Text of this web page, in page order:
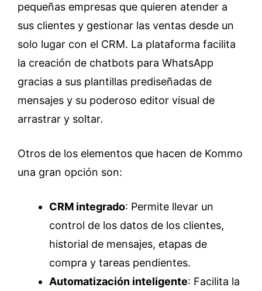
pequeñas empresas que quieren atender a
sus clientes y gestionar las ventas desde un
solo lugar con el CRM. La plataforma facilita
la creación de chatbots para WhatsApp
gracias a sus plantillas prediseñadas de
mensajes y su poderoso editor visual de
arrastrar y soltar.
Otros de los elementos que hacen de Kommo
una gran opción son:
CRM integrado: Permite llevar un
control de los datos de los clientes,
historial de mensajes, etapas de
compra y tareas pendientes.
Automatización inteligente: Facilita la